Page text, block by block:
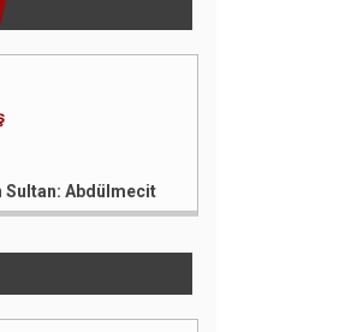
Sultan: Abdülmecit